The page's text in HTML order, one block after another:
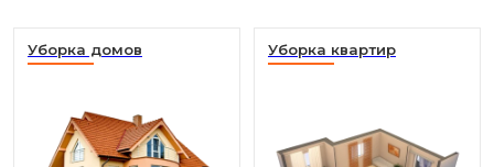
Уборка домов Уборка квартир